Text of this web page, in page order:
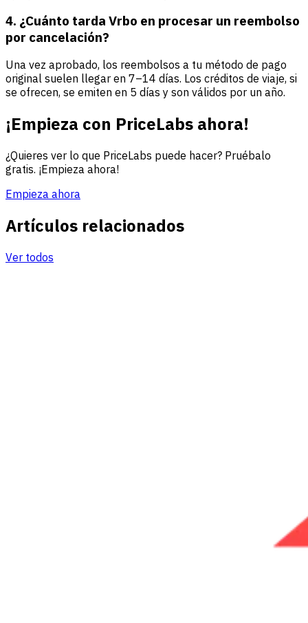
4. ¿Cuánto tarda Vrbo en procesar un reembolso
por cancelación?
Una vez aprobado, los reembolsos a tu método de pago
original suelen llegar en 7–14 días. Los créditos de viaje, si
se ofrecen, se emiten en 5 días y son válidos por un año.
¡Empieza con PriceLabs ahora!
¿Quieres ver lo que PriceLabs puede hacer? Pruébalo
gratis. ¡Empieza ahora!
Empieza ahora
Artículos relacionados
Ver todos